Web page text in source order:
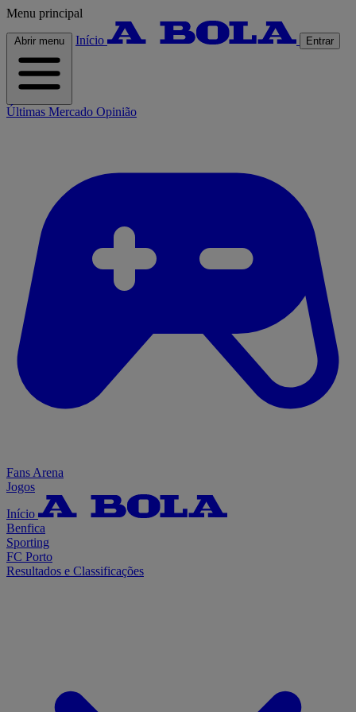
Menu principal
Abrir menu Início Entrar
Últimas Mercado Opinião
Fans Arena
Jogos
Início
Benfica
Sporting
FC Porto
Resultados e Classificações